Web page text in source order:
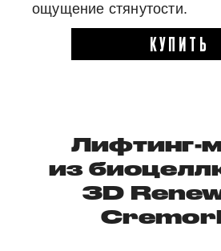
ощущение стянутости.
КУПИТЬ
Лифтинг-
из
3D